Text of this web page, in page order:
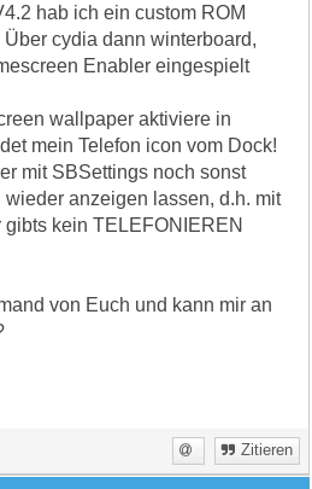
hab ich ein custom ROM
cydia dann winterboard,
Enabler eingespielt
wallpaper aktiviere in
mein Telefon icon vom Dock!
mit SBSettings noch sonst
anzeigen lassen, d.h. mit
kein TELEFONIEREN
von Euch und kann mir an
Zitieren